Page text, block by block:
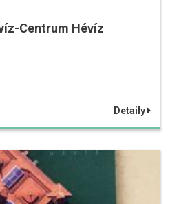
Centrum Hévíz
Detaily